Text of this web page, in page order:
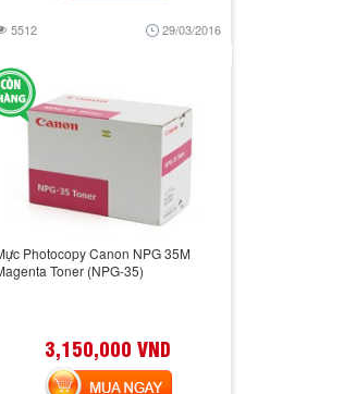
5512 29/03/2016
Photocopy Canon NPG 35M
Toner (NPG-35)
3,150,000 VND
MUA NGAY